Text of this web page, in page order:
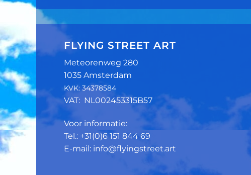
FLYING STREET ART
Meteorenweg 280
1035 Amsterdam
KVK: 34378584
VAT: NL002453315B57
Voor informatie:
Tel.: +31(0)6 151 844 69
E-mail: info@flyingstreet.art